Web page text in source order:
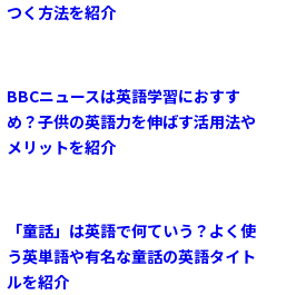
つく方法を紹介
BBCニュースは英語学習におすす
め？子供の英語力を伸ばす活用法や
メリットを紹介
「童話」は英語で何ていう？よく使
う英単語や有名な童話の英語タイト
ルを紹介